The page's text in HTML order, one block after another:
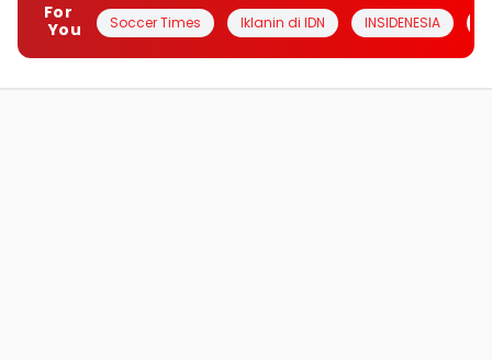
For
You
Soccer Times Iklanin di IDN INSIDENESIA